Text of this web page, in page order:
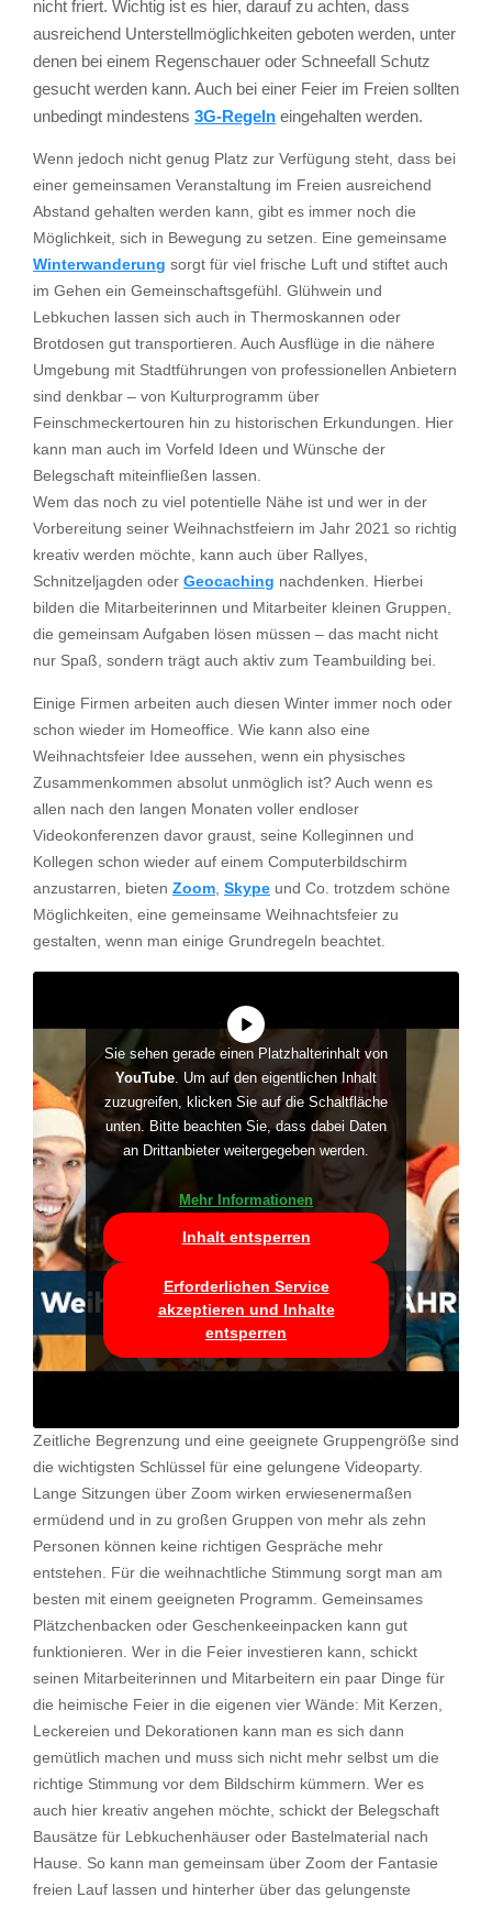
nicht friert. Wichtig ist es hier, darauf zu achten, dass
ausreichend Unterstellmöglichkeiten geboten werden, unter
denen bei einem Regenschauer oder Schneefall Schutz
gesucht werden kann. Auch bei einer Feier im Freien sollten
unbedingt mindestens 3G-Regeln eingehalten werden.
Wenn jedoch nicht genug Platz zur Verfügung steht, dass bei
einer gemeinsamen Veranstaltung im Freien ausreichend
Abstand gehalten werden kann, gibt es immer noch die
Möglichkeit, sich in Bewegung zu setzen. Eine gemeinsame
Winterwanderung sorgt für viel frische Luft und stiftet auch
im Gehen ein Gemeinschaftsgefühl. Glühwein und
Lebkuchen lassen sich auch in Thermoskannen oder
Brotdosen gut transportieren. Auch Ausflüge in die nähere
Umgebung mit Stadtführungen von professionellen Anbietern
sind denkbar – von Kulturprogramm über
Feinschmeckertouren hin zu historischen Erkundungen. Hier
kann man auch im Vorfeld Ideen und Wünsche der
Belegschaft miteinfließen lassen.
Wem das noch zu viel potentielle Nähe ist und wer in der
Vorbereitung seiner Weihnachstfeiern im Jahr 2021 so richtig
kreativ werden möchte, kann auch über Rallyes,
Schnitzeljagden oder Geocaching nachdenken. Hierbei
bilden die Mitarbeiterinnen und Mitarbeiter kleinen Gruppen,
die gemeinsam Aufgaben lösen müssen – das macht nicht
nur Spaß, sondern trägt auch aktiv zum Teambuilding bei.
Einige Firmen arbeiten auch diesen Winter immer noch oder
schon wieder im Homeoffice. Wie kann also eine
Weihnachtsfeier Idee aussehen, wenn ein physisches
Zusammenkommen absolut unmöglich ist? Auch wenn es
allen nach den langen Monaten voller endloser
Videokonferenzen davor graust, seine Kolleginnen und
Kollegen schon wieder auf einem Computerbildschirm
anzustarren, bieten Zoom, Skype und Co. trotzdem schöne
Möglichkeiten, eine gemeinsame Weihnachtsfeier zu
gestalten, wenn man einige Grundregeln beachtet.
Sie sehen gerade einen Platzhalterinhalt von
YouTube. Um auf den eigentlichen Inhalt
zuzugreifen, klicken Sie auf die Schaltfläche
unten. Bitte beachten Sie, dass dabei Daten
an Drittanbieter weitergegeben werden.
Mehr Informationen
Inhalt entsperren
Erforderlichen Service
akzeptieren und Inhalte
entsperren
Zeitliche Begrenzung und eine geeignete Gruppengröße sind
die wichtigsten Schlüssel für eine gelungene Videoparty.
Lange Sitzungen über Zoom wirken erwiesenermaßen
ermüdend und in zu großen Gruppen von mehr als zehn
Personen können keine richtigen Gespräche mehr
entstehen. Für die weihnachtliche Stimmung sorgt man am
besten mit einem geeigneten Programm. Gemeinsames
Plätzchenbacken oder Geschenkeeinpacken kann gut
funktionieren. Wer in die Feier investieren kann, schickt
seinen Mitarbeiterinnen und Mitarbeitern ein paar Dinge für
die heimische Feier in die eigenen vier Wände: Mit Kerzen,
Leckereien und Dekorationen kann man es sich dann
gemütlich machen und muss sich nicht mehr selbst um die
richtige Stimmung vor dem Bildschirm kümmern. Wer es
auch hier kreativ angehen möchte, schickt der Belegschaft
Bausätze für Lebkuchenhäuser oder Bastelmaterial nach
Hause. So kann man gemeinsam über Zoom der Fantasie
freien Lauf lassen und hinterher über das gelungenste